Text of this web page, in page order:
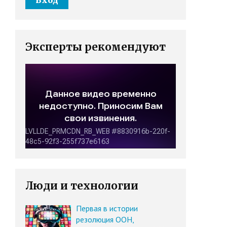
Эксперты рекомендуют
Люди и технологии
Первая в истории
резолюция ООН,